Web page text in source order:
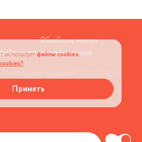
Обработка данных
персональных данных
используетфайлы cookies.
Принять